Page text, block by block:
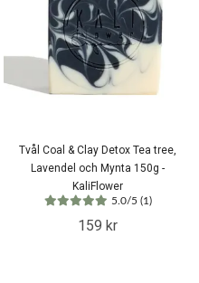
Tvål Coal & Clay Detox Tea tree,
Lavendel och Mynta 150g -
KaliFlower
5.0/5 (1)
159 kr